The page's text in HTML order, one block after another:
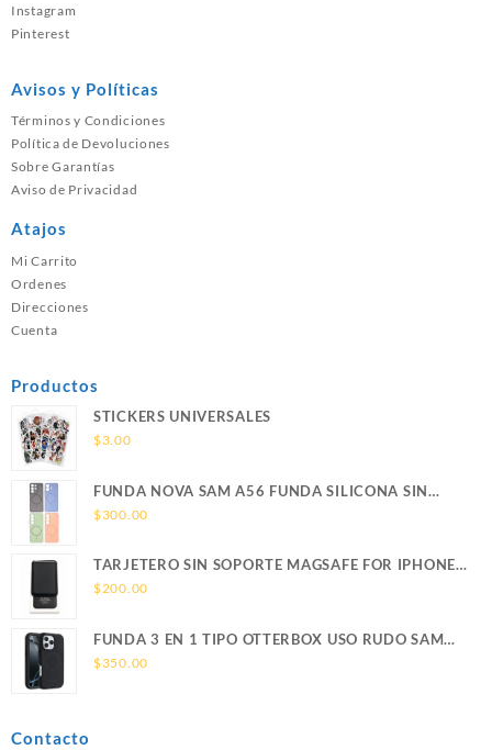
Instagram
Pinterest
Avisos y Políticas
Términos y Condiciones
Política de Devoluciones
Sobre Garantías
Aviso de Privacidad
Atajos
Mi Carrito
Ordenes
Direcciones
Cuenta
Productos
STICKERS UNIVERSALES
$3.00
FUNDA NOVA SAM A56 FUNDA SILICONA SIN
SOPORTE MAGNETICO SAMSUNG
$300.00
TARJETERO SIN SOPORTE MAGSAFE FOR IPHONE
LEATHER WALLET MAGSAFE
$200.00
FUNDA 3 EN 1 TIPO OTTERBOX USO RUDO SAM
S26 ULTRA SAMSUNG S26 ULTRA
$350.00
Contacto